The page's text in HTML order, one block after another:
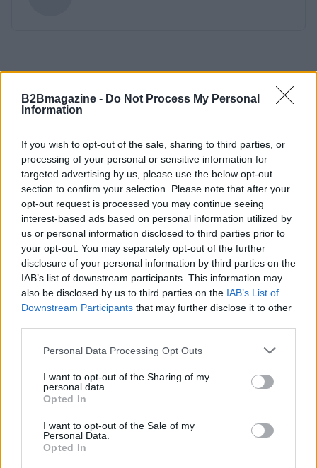
B2Bmagazine - Do Not Process My Personal
Information
If you wish to opt-out of the sale, sharing to third parties, or
processing of your personal or sensitive information for
targeted advertising by us, please use the below opt-out
section to confirm your selection. Please note that after your
opt-out request is processed you may continue seeing
interest-based ads based on personal information utilized by
us or personal information disclosed to third parties prior to
your opt-out. You may separately opt-out of the further
disclosure of your personal information by third parties on the
IAB’s list of downstream participants. This information may
also be disclosed by us to third parties on the IAB’s List of
Downstream Participants that may further disclose it to other
Please note that this website/app uses one or more Google
not limited to your visit or usage behaviour. You may click to
grant or deny consent to Google and its third-party tags to
use your data for below specified purposes in below Google
consent section.
Personal Data Processing Opt Outs
I want to opt-out of the Sharing of my
personal data.
Opted In
I want to opt-out of the Sale of my
Personal Data.
Opted In
Continua a leggere
FIERE E EVENTI